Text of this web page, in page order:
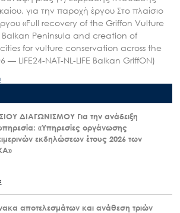
για την παροχή έργου Στο πλαίσιο
«Full recovery of the Griffon Vulture
Peninsula and creation of
for vulture conservation across the
— LIFE24-NAT-NL-LIFE Balkan GriffON)
ΔΙΑΓΩΝΙΣΜΟΥ Για την ανάδειξη
«Υπηρεσίες οργάνωσης
εκδηλώσεων έτους 2026 των
αποτελεσμάτων και ανάθεση τριών